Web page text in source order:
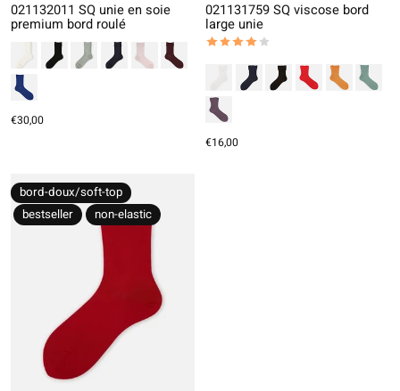
021132011 SQ unie en soie
premium bord roulé
€30,00
021131759 SQ viscose bord
large unie
The rating of this product is
€16,00
bord-doux/soft-top
bestseller
non-elastic